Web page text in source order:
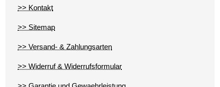
>> Kontakt
>> Sitemap
>> Versand- & Zahlungsarten
>> Widerruf & Widerrufsformular